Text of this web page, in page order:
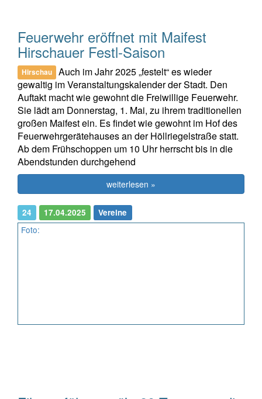
Feuerwehr eröffnet mit Maifest
Hirschauer Festl-Saison
Hirschau
Auch im Jahr 2025 „festelt“ es wieder
gewaltig im Veranstaltungskalender der Stadt. Den
Auftakt macht wie gewohnt die Freiwillige Feuerwehr.
Sie lädt am Donnerstag, 1. Mai, zu ihrem traditionellen
großen Maifest ein. Es findet wie gewohnt im Hof des
Feuerwehrgerätehauses an der Höllriegelstraße statt.
Ab dem Frühschoppen um 10 Uhr herrscht bis in die
Abendstunden durchgehend
weiterlesen »
24 17.04.2025 Vereine
Foto: